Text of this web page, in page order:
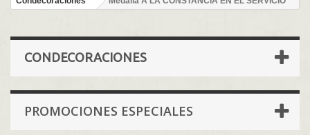
CONDECORACIONES
PROMOCIONES ESPECIALES